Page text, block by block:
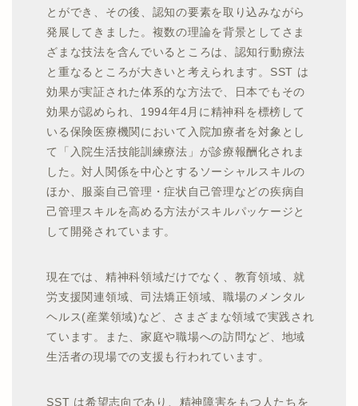
とができ、その後、認知の要素を取り込みながら
発展してきました。複数の理論を背景としてさま
ざまな技法を含んでいるところは、認知行動療法
と重なるところが大きいと考えられます。SST は
効果が実証された体系的な方法で、日本でもその
効果が認められ、1994年4月に精神科を標榜して
いる保険医療機関において入院加療者を対象とし
て「入院生活技能訓練療法」が診療報酬化されま
した。対人関係を中心とするソーシャルスキルの
ほか、服薬自己管理・症状自己管理などの疾病自
己管理スキルを高める方法がスキルパッケージと
して開発されています。
現在では、精神科領域だけでなく、教育領域、就
労支援関連領域、司法矯正領域、職場のメンタル
ヘルス(産業領域)など、さまざまな領域で実践され
ています。また、家庭や職場への訪問など、地域
生活者の現場での支援も行われています。
SST は希望志向であり、精神障害をもつ人たちを